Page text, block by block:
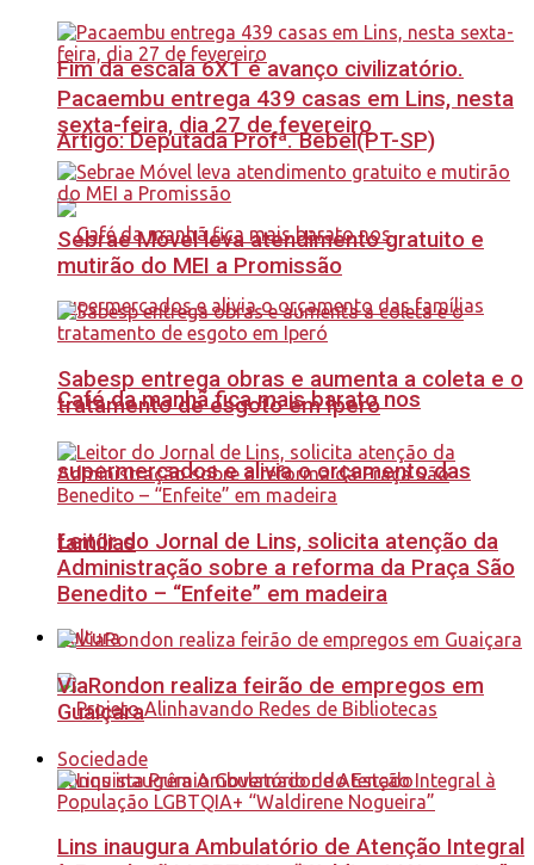
Fim da escala 6X1 é avanço civilizatório.
Artigo: Deputada Profª. Bebel(PT-SP)
Café da manhã fica mais barato nos
supermercados e alivia o orçamento das
famílias
Cultura
Pacaembu entrega 439 casas em Lins, nesta
sexta-feira, dia 27 de fevereiro
Sebrae Móvel leva atendimento gratuito e
mutirão do MEI a Promissão
Sabesp entrega obras e aumenta a coleta e o
tratamento de esgoto em Iperó
Leitor do Jornal de Lins, solicita atenção da
Administração sobre a reforma da Praça São
Benedito – “Enfeite” em madeira
ViaRondon realiza feirão de empregos em
Guaiçara
Sociedade
Lins inaugura Ambulatório de Atenção Integral